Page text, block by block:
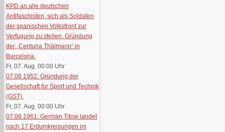
KPD an alle deutschen
Antifaschisten, sich als Soldaten
der spanischen Volksfront zur
Verfügung zu stellen. Gründung
der „Centuria Thälmann“ in
Barcelona.
Fr, 07. Aug. 00:00 Uhr
07.08.1952: Gründung der
Gesellschaft für Sport und Technik
(GST).
Fr, 07. Aug. 00:00 Uhr
07.08.1961: German Titow landet
nach 17 Erdumkreisungen im